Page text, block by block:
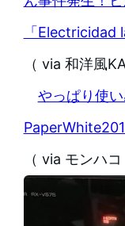
「Electricidad
（ via 和洋風
やっぱり使
（ via モンハコ